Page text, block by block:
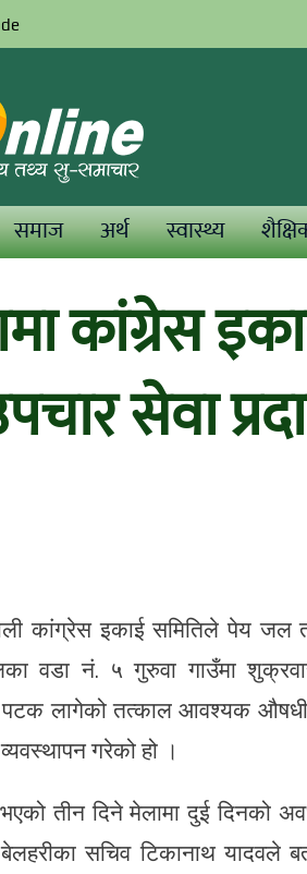
समाज अर्थ स्वास्थ्य
कांग्रेस
सेवा
कांग्रेस इकाई समितिले पेय जल
वडा नं. ५ गुरुवा गाउँमा
पटक लागेको तत्काल आवश्यक
गरेको हो ।
तीन दिने मेलामा दुई दिनको
सचिव टिकानाथ यादवले